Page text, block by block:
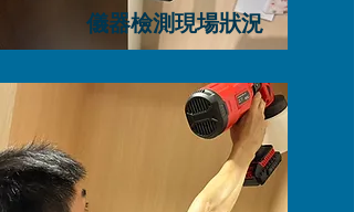
儀器檢測現場狀況